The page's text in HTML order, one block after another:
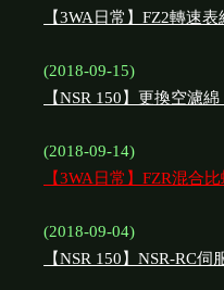
【3WA日常】FZ2轉速
(2018-09-15)
【NSR 150】更換空濾
(2018-09-14)
【3WA日常】FZR混合
(2018-09-04)
【NSR 150】NSR-RC